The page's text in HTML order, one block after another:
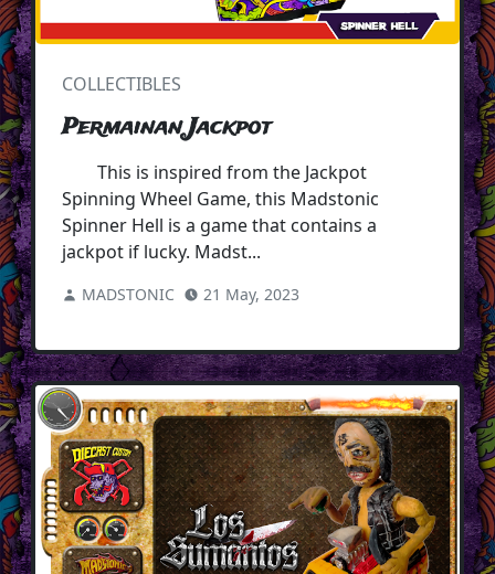
COLLECTIBLES
Permainan Jackpot
This is inspired from the Jackpot
Spinning Wheel Game, this Madstonic
Spinner Hell is a game that contains a
jackpot if lucky. Madst...
MADSTONIC 21 May, 2023